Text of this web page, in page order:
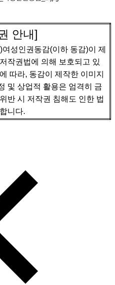
안내]
)여성인권동감(이하 동감)이 제
저작권법에 의해 보호되고 있
따라, 동감이 제작한 이미지
및 상업적 활용은 엄격히 금
반 시 저작권 침해도 인한 법
니다.